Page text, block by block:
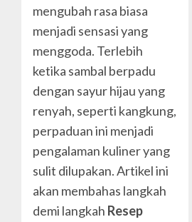
mengubah rasa biasa
menjadi sensasi yang
menggoda. Terlebih
ketika sambal berpadu
dengan sayur hijau yang
renyah, seperti kangkung,
perpaduan ini menjadi
pengalaman kuliner yang
sulit dilupakan. Artikel ini
akan membahas langkah
demi langkah Resep